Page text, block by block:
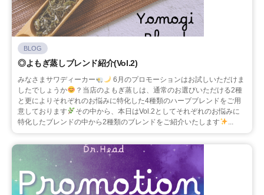
BLOG
◎よもぎ蒸しブレンド紹介(Vol.2)
みなさまサワディーカー
6月のプロモーションはお試しいただけま
したでしょうか
？当店のよもぎ蒸しは、通常のお選びいただける2種
と更によりそれぞれのお悩みに特化した4種類のハーブブレンドをご用
意しております
その中から、本日はVol.2としてそれぞれのお悩みに
特化したブレンドの中から2種類のブレンドをご紹介いたします